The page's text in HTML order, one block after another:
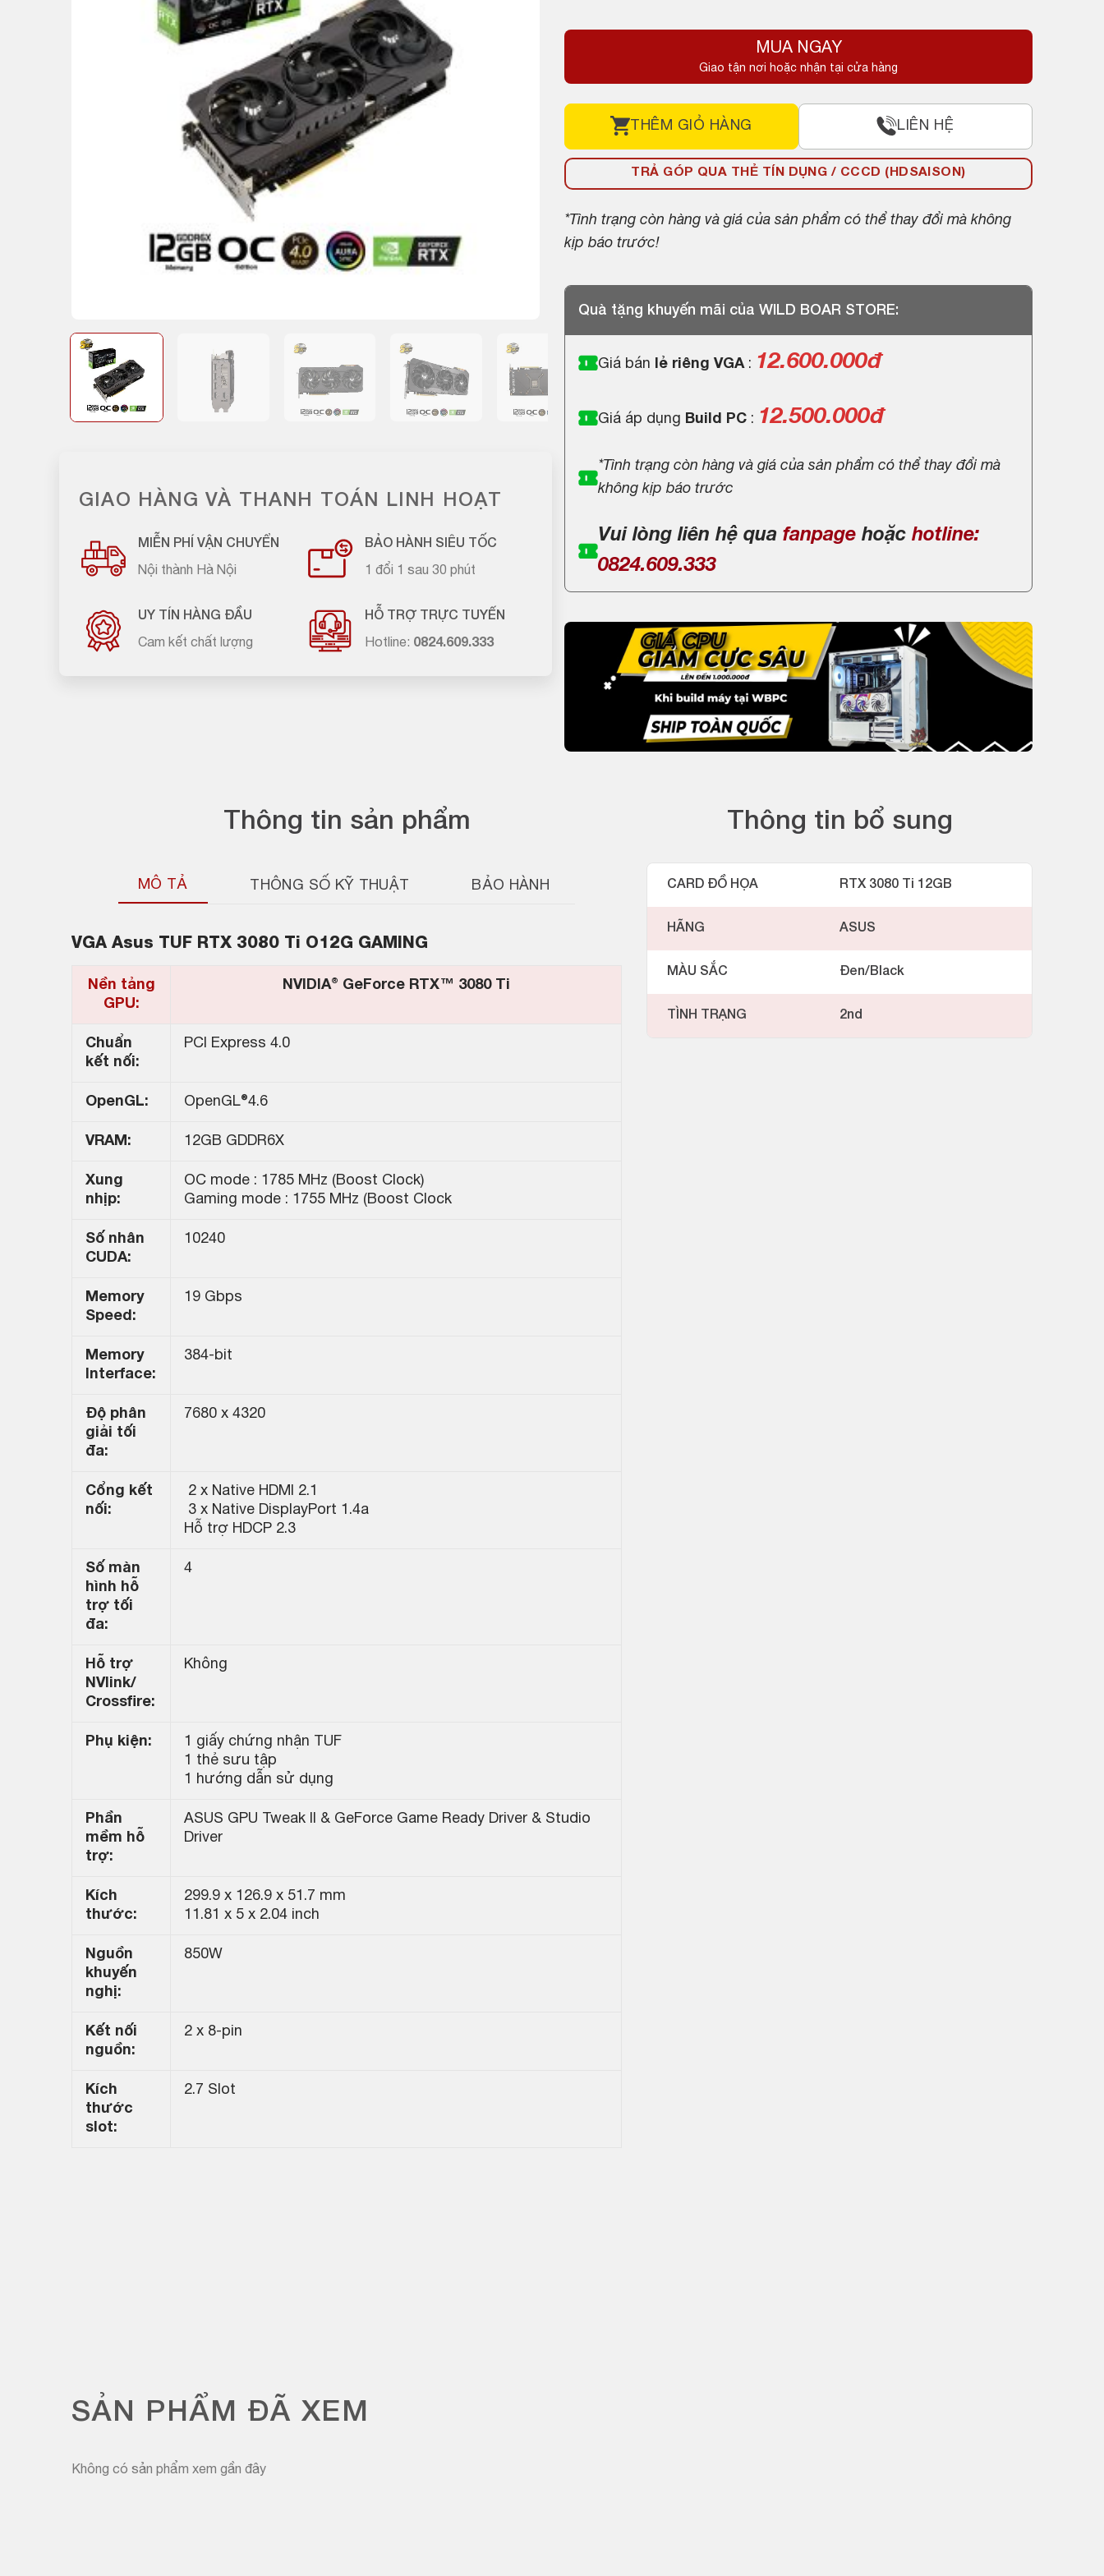
GIAO HÀNG VÀ THANH TOÁN LINH HOẠT
MIỄN PHÍ VẬN CHUYỂN
Nội thành Hà Nội
BẢO HÀNH SIÊU TỐC
1 đổi 1 sau 30 phút
UY TÍN HÀNG ĐẦU
Cam kết chất lượng
HỖ TRỢ TRỰC TUYẾN
Hotline: 0824.609.333
là:
13,500,000 ₫.
tại
12,500,000 ₫.
MUA NGAY
Giao tận nơi hoặc nhận tại cửa hàng
THÊM GIỎ HÀNG LIÊN HỆ
TRẢ GÓP QUA THẺ TÍN DỤNG / CCCD (HDSAISON)
*Tình trạng còn hàng và giá của sản phẩm có thể thay đổi mà không
kịp báo trước!
Quà tặng khuyến mãi của WILD BOAR STORE:
Giá bán lẻ riêng VGA : 12.600.000đ
Giá áp dụng Build PC : 12.500.000đ
*Tình trạng còn hàng và giá của sản phẩm có thể thay đổi mà
không kịp báo trước
Vui lòng liên hệ qua fanpage hoặc hotline:
0824.609.333
Thông tin sản phẩm
MÔ TẢ THÔNG SỐ KỸ THUẬT BẢO HÀNH
VGA Asus TUF RTX 3080 Ti O12G GAMING
Nền tảng
GPU:
NVIDIA® GeForce RTX™ 3080 Ti
Chuẩn
kết nối:
PCI Express 4.0
OpenGL: OpenGL®4.6
VRAM: 12GB GDDR6X
Xung
nhịp:
OC mode : 1785 MHz (Boost Clock)
Gaming mode : 1755 MHz (Boost Clock
Số nhân
CUDA:
10240
Memory
Speed:
19 Gbps
Memory
Interface:
384-bit
Độ phân
giải tối
đa:
7680 x 4320
Cổng kết
nối:
2 x Native HDMI 2.1
3 x Native DisplayPort 1.4a
Hỗ trợ HDCP 2.3
Số màn
hình hỗ
trợ tối
đa:
4
Hỗ trợ
NVlink/
Crossfire:
Không
Phụ kiện:
1 giấy chứng nhận TUF
1 thẻ sưu tập
1 hướng dẫn sử dụng
Phần
mềm hỗ
trợ:
ASUS GPU Tweak II & GeForce Game Ready Driver & Studio
Driver
Kích
thước:
299.9 x 126.9 x 51.7 mm
11.81 x 5 x 2.04 inch
Nguồn
khuyến
nghị:
850W
Kết nối
nguồn:
2 x 8-pin
Kích
thước
slot:
2.7 Slot
Thông tin bổ sung
CARD ĐỒ HỌA RTX 3080 Ti 12GB
HÃNG ASUS
MÀU SẮC Đen/Black
TÌNH TRẠNG 2nd
SẢN PHẨM ĐÃ XEM
Không có sản phẩm xem gần đây